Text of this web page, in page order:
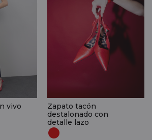
vivo
Zapato tacón
destalonado con
detalle lazo